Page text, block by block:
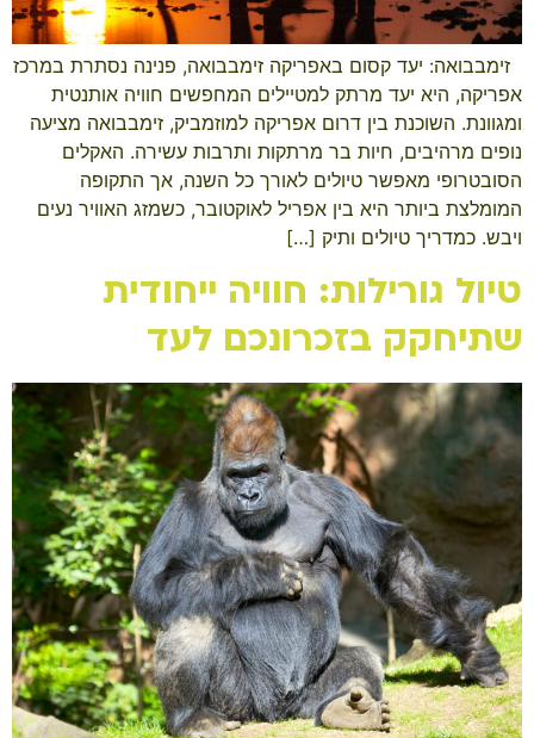
​ ​ זימבבואה: יעד קסום באפריקה זימבבואה, פנינה נסתרת במרכז
אפריקה, היא יעד מרתק למטיילים המחפשים חוויה אותנטית
ומגוונת. השוכנת בין דרום אפריקה למוזמביק, זימבבואה מציעה
נופים מרהיבים, חיות בר מרתקות ותרבות עשירה. האקלים
הסובטרופי מאפשר טיולים לאורך כל השנה, אך התקופה
המומלצת ביותר היא בין אפריל לאוקטובר, כשמזג האוויר נעים
ויבש. כמדריך טיולים ותיק […]
טיול גורילות: חוויה ייחודית
שתיחקק בזכרונכם לעד